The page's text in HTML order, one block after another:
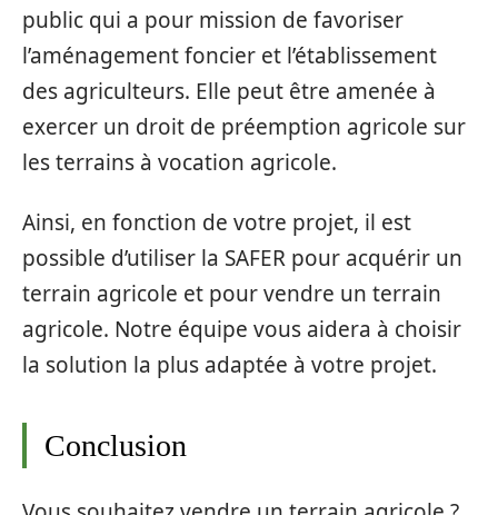
public qui a pour mission de favoriser
l’aménagement foncier et l’établissement
des agriculteurs. Elle peut être amenée à
exercer un droit de préemption agricole sur
les terrains à vocation agricole.
Ainsi, en fonction de votre projet, il est
possible d’utiliser la SAFER pour acquérir un
terrain agricole et pour vendre un terrain
agricole. Notre équipe vous aidera à choisir
la solution la plus adaptée à votre projet.
Conclusion